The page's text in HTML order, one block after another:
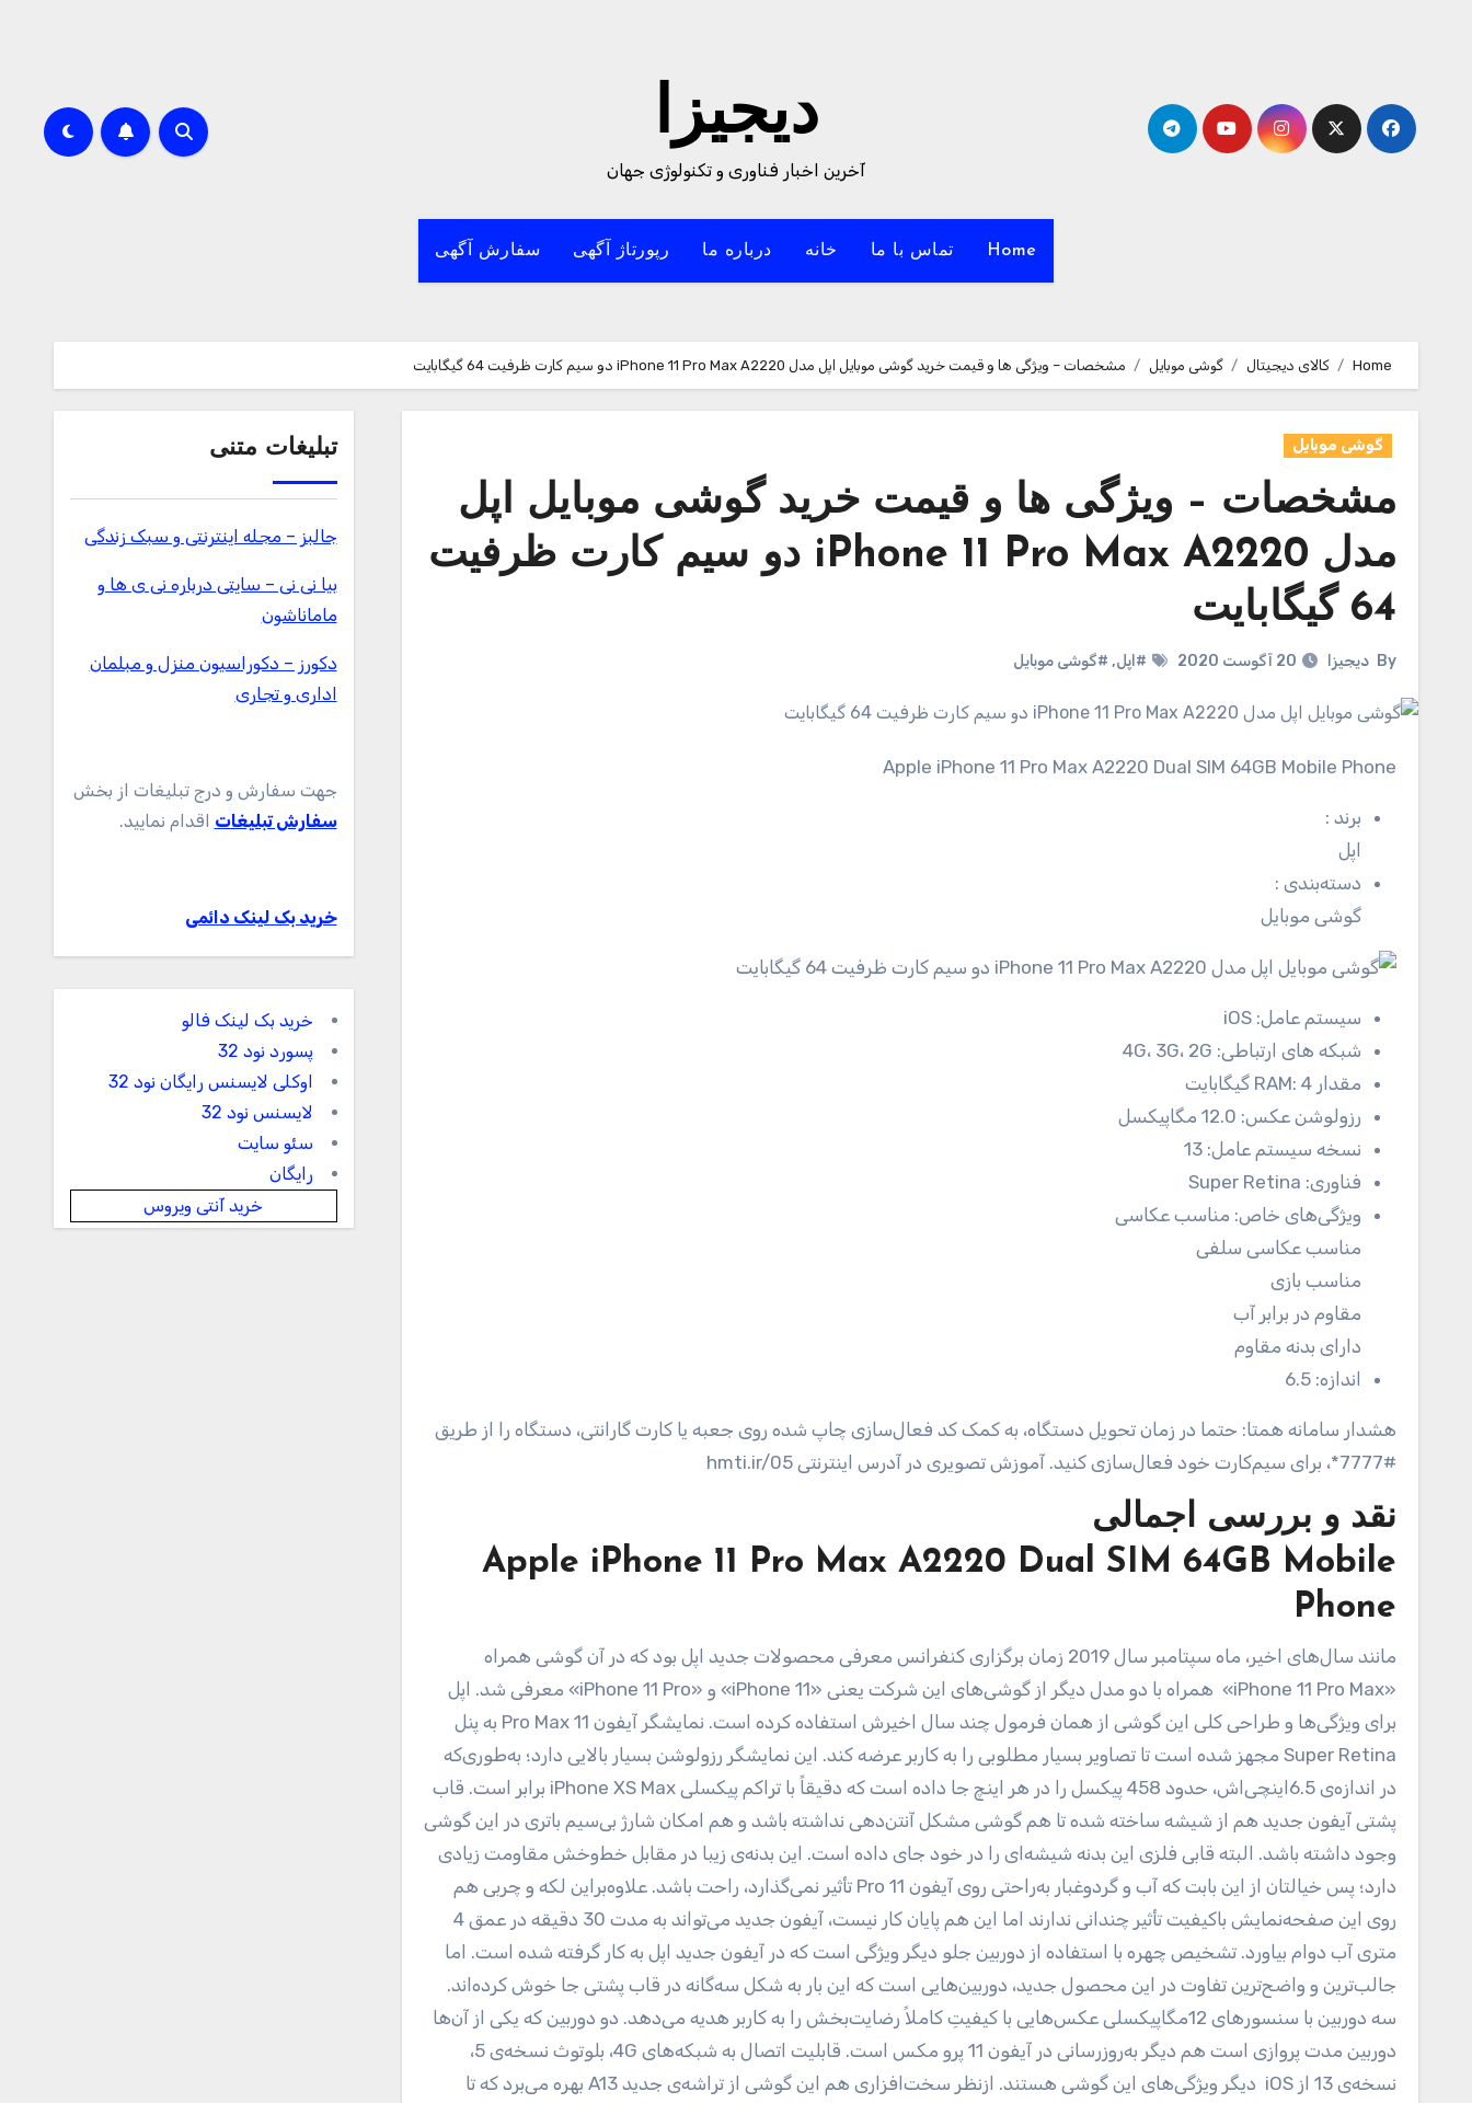
دیجیزا
آخرین اخبار فناوری و تکنولوژی جهان
Home تماس با ما خانه درباره ما رپورتاژ آگهی سفارش آگهی
Home کالای دیجیتال گوشی موبایل مشخصات – ویژگی ها و قیمت خرید گوشی موبایل اپل مدل iPhone 11 Pro Max A2220 دو سیم‌ کارت ظرفیت 64 گیگابایت
گوشی موبایل
مشخصات – ویژگی ها و قیمت خرید گوشی موبایل اپل
مدل iPhone 11 Pro Max A2220 دو سیم‌ کارت ظرفیت
64 گیگابایت
By دیجیزا 20 آگوست 2020 #اپل, #گوشی موبایل
Apple iPhone 11 Pro Max A2220 Dual SIM 64GB Mobile Phone
برند :
اپل
دسته‌بندی :
گوشی موبایل
سیستم عامل: iOS
شبکه های ارتباطی: 4G، 3G، 2G
مقدار RAM: 4 گیگابایت
رزولوشن عکس: 12.0 مگاپیکسل
نسخه سیستم عامل: 13
فناوری: Super Retina
ویژگی‌های خاص: مناسب عکاسی
مناسب عکاسی سلفی
مناسب بازی
مقاوم در برابر آب
دارای بدنه مقاوم
اندازه: 6.5
هشدار سامانه همتا: حتما در زمان تحویل دستگاه، به کمک کد فعال‌سازی چاپ شده روی جعبه یا کارت گارانتی، دستگاه را از طریق
#7777*، برای سیم‌کارت خود فعال‌سازی کنید. آموزش تصویری در آدرس اینترنتی hmti.ir/05
نقد و بررسی اجمالی
Apple iPhone 11 Pro Max A2220 Dual SIM 64GB Mobile
Phone
مانند سال‌های اخیر، ماه سپتامبر سال 2019 زمان برگزاری کنفرانس معرفی محصولات جدید اپل بود که در آن گوشی همراه
«iPhone 11 Pro Max» همراه با دو مدل دیگر از گوشی‌های این شرکت یعنی «iPhone 11» و «iPhone 11 Pro» معرفی شد. اپل
برای ویژگی‌ها و طراحی کلی این گوشی از همان فرمول چند سال اخیرش استفاده کرده است. نمایشگر آیفون 11 Pro Max به پنل
Super Retina مجهز ‌شده است تا تصاویر بسیار مطلوبی را به کاربر عرضه کند. این نمایشگر رزولوشن بسیار بالایی دارد؛ به‌طوری‌که
در اندازه­‌ی 6.5اینچی‌اش، حدود 458 پیکسل را در هر اینچ جا داده است که دقیقاً با تراکم پیکسلی iPhone XS Max برابر است. قاب
پشتی آیفون جدید هم از شیشه ساخته‌ شده تا هم گوشی مشکل آنتن‌‌دهی نداشته باشد و هم امکان شارژ بی‌‌سیم باتری در این گوشی
وجود داشته باشد. البته قابی فلزی این بدنه شیشه‌ای را در خود جای داده است. این بدنه­‌ی زیبا در مقابل خط‌‌وخش مقاومت زیادی
دارد؛ پس خیالتان از این بابت که آب و گردوغبار به‌‌راحتی روی آیفون 11 Pro تأثیر نمی‌‌گذارد، راحت باشد. علاوه‌براین لکه و چربی هم
روی این صفحه‌نمایش باکیفیت تأثیر چندانی ندارند اما این هم پایان کار نیست، آیفون جدید می‌تواند به مدت 30 دقیقه در عمق 4
متری آب دوام بیاورد. تشخیص چهره با استفاده از دوربین جلو دیگر ویژگی است که در آیفون جدید اپل به کار گرفته شده است. اما
جالب‌ترین و واضح‌ترین تفاوت در این محصول جدید، دوربین‌هایی است که این بار به شکل سه‌گانه در قاب پشتی جا خوش کرده‌اند.
سه دوربین با سنسورهای 12مگاپیکسلی عکس‌هایی با کیفیتِ کاملاً رضایت‌بخش را به کاربر هدیه می‌دهد. دو دوربین که یکی از آن‌ها
دوربین مدت پروازی است هم دیگر به‌روزرسانی در آیفون 11 پرو مکس است. قابلیت اتصال به شبکه­‌های 4G، بلوتوث نسخه‌ی 5،
نسخه­‌ی 13 از iOS دیگر ویژگی‌های این گوشی هستند. ازنظر سخت‌‌افزاری هم این گوشی از تراشه­‌ی جدید A13 بهره می‌برد که تا
تبلیغات متنی
جالبز – مجله اینترنتی و سبک زندگی
بیا نی نی – سایتی درباره نی ی ها و
ماماناشون
دکورز – دکوراسیون منزل و مبلمان
اداری و تجاری
جهت سفارش و درج تبلیغات از بخش
سفارش تبلیغات اقدام نمایید.
خرید بک لینک دائمی
خرید بک لینک فالو
پسورد نود 32
اوکلی لایسنس رایگان نود 32
لایسنس نود 32
سئو سایت
رایگان
خرید آنتی ویروس